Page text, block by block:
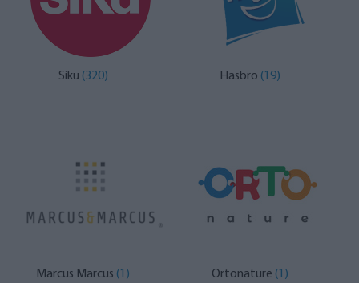
Siku (320) Hasbro (19)
Marcus Marcus (1) Ortonature (1)